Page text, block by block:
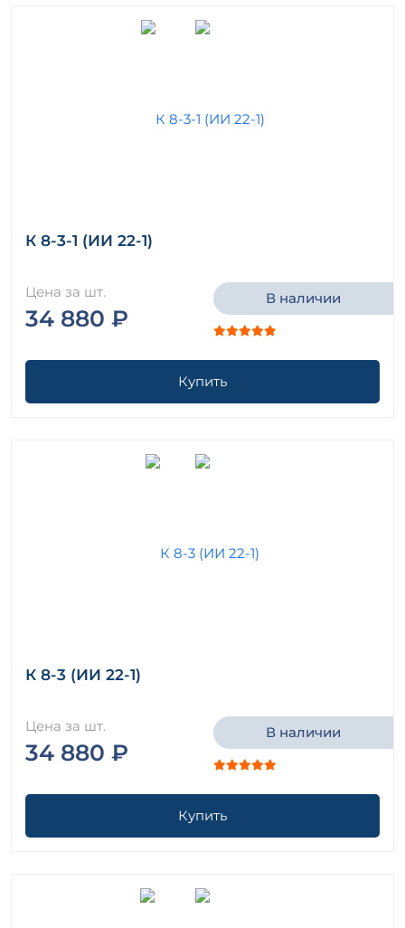
К 8-3-1 (ИИ 22-1)
Цена за шт.
34 880 ₽
В наличии
Купить
К 8-3 (ИИ 22-1)
Цена за шт.
34 880 ₽
В наличии
Купить